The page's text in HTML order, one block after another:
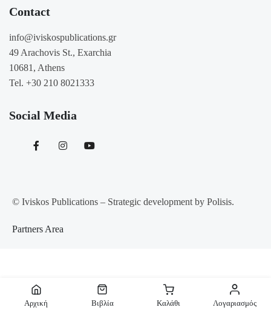
Contact
info@iviskospublications.gr
49 Arachovis St., Exarchia
10681, Athens
Tel. +30 210 8021333
Social Media
© Iviskos Publications – Strategic development by Polisis.
Partners Area
Αίτημα Υπαναχώρησης
Αρχική Βιβλία Καλάθι Λογαριασμός